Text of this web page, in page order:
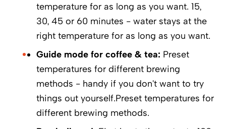
temperature for as long as you want. 15,
30, 45 or 60 minutes - water stays at the
right temperature for as long as you want.
Guide mode for coffee & tea: Preset
temperatures for different brewing
methods - handy if you don't want to try
things out yourself.Preset temperatures for
different brewing methods.